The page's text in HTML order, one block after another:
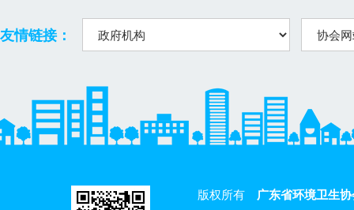
友情链接：
版权所有 广东省环境卫生